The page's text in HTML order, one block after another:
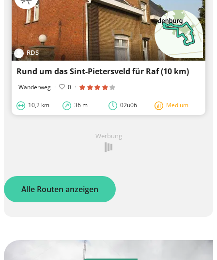
RDS
Rund um das Sint-Pietersveld für Raf (10 km)
Wanderweg · 0 ·
10,2 km 36 m 02u06 Medium
Werbung
Alle Routen anzeigen